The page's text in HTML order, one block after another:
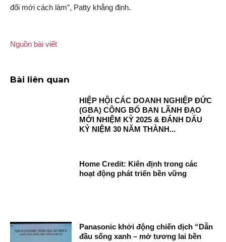
đổi mới cách làm”, Patty khẳng định.
Nguồn bài viết
Bài liên quan
HIỆP HỘI CÁC DOANH NGHIỆP ĐỨC
(GBA) CÔNG BỐ BAN LÃNH ĐẠO
MỚI NHIỆM KỲ 2025 & ĐÁNH DẤU
KỶ NIỆM 30 NĂM THÀNH...
Home Credit: Kiên định trong các
hoạt động phát triển bền vững
Panasonic khởi động chiến dịch “Dẫn
đầu sống xanh – mở tương lai bền